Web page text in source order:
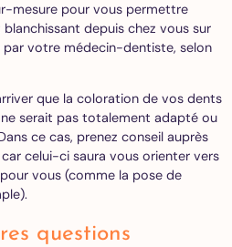
mesure pour vous permettre
depuis chez vous sur
par votre médecin-dentiste, selon
que la coloration de vos dents
serait pas totalement adapté ou
ce cas, prenez conseil auprès
celui-ci saura vous orienter vers
vous (comme la pose de
questions